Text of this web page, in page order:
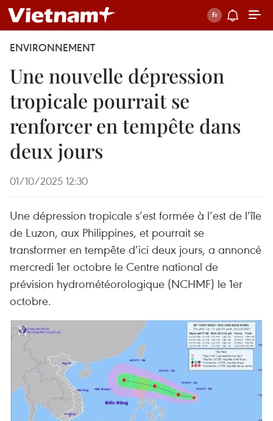
ENVIRONNEMENT
Une nouvelle dépression
tropicale pourrait se
renforcer en tempête dans
deux jours
01/10/2025 12:30
Une dépression tropicale s’est formée à l’est de l’île
de Luzon, aux Philippines, et pourrait se
transformer en tempête d’ici deux jours, a annoncé
mercredi 1er octobre le Centre national de
prévision hydrométéorologique (NCHMF) le 1er
octobre.